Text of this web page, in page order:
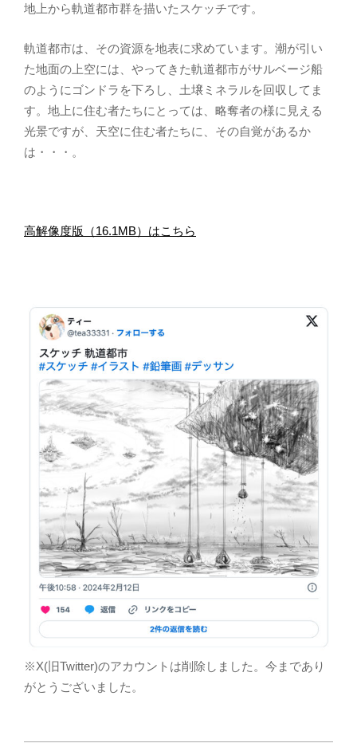
地上から軌道都市群を描いたスケッチです。
軌道都市は、その資源を地表に求めています。潮が引い
た地面の上空には、やってきた軌道都市がサルベージ船
のようにゴンドラを下ろし、土壌ミネラルを回収してま
す。地上に住む者たちにとっては、略奪者の様に見える
光景ですが、天空に住む者たちに、その自覚があるか
は・・・。
高解像度版（16.1MB）はこちら